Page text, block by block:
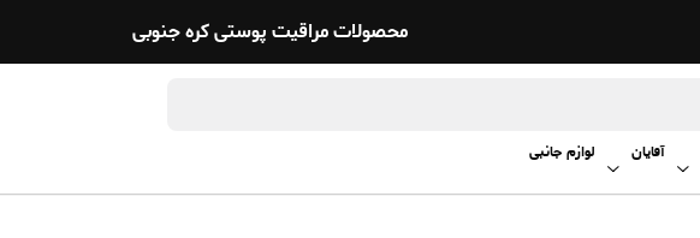
محصولات مراقیت پوستی کره جنوبی
آقایان لوازم جانبی